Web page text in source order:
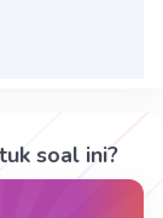
soal ini?